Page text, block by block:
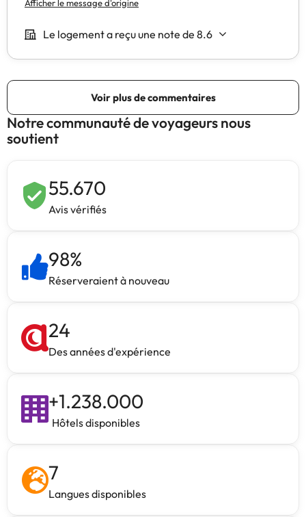
Notre communauté de voyageurs nous
soutient
55.670
Avis vérifiés
98%
Réserveraient à nouveau
24
Des années d'expérience
+1.238.000
Hôtels disponibles
7
Langues disponibles